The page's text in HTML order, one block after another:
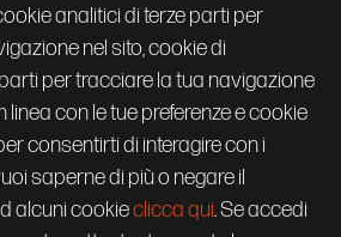
analitici di terze parti per
nel sito, cookie di
per tracciare la tua navigazione
linea con le tue preferenze e cookie
consentirti di interagire con i
saperne di più o negare il
alcuni cookieclicca qui. Se accedi